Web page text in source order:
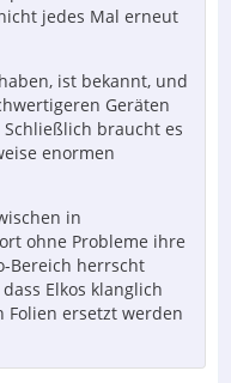
jedes Mal erneut
ist bekannt, und
Geräten
braucht es
enormen
in
ohne Probleme ihre
Bereich herrscht
Elkos klanglich
ersetzt werden